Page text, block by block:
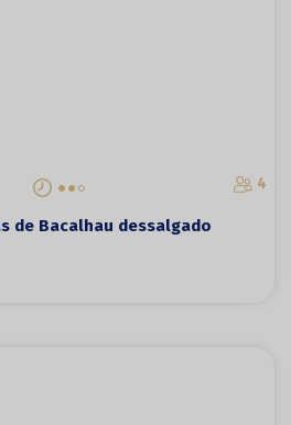
4
de Bacalhau dessalgado